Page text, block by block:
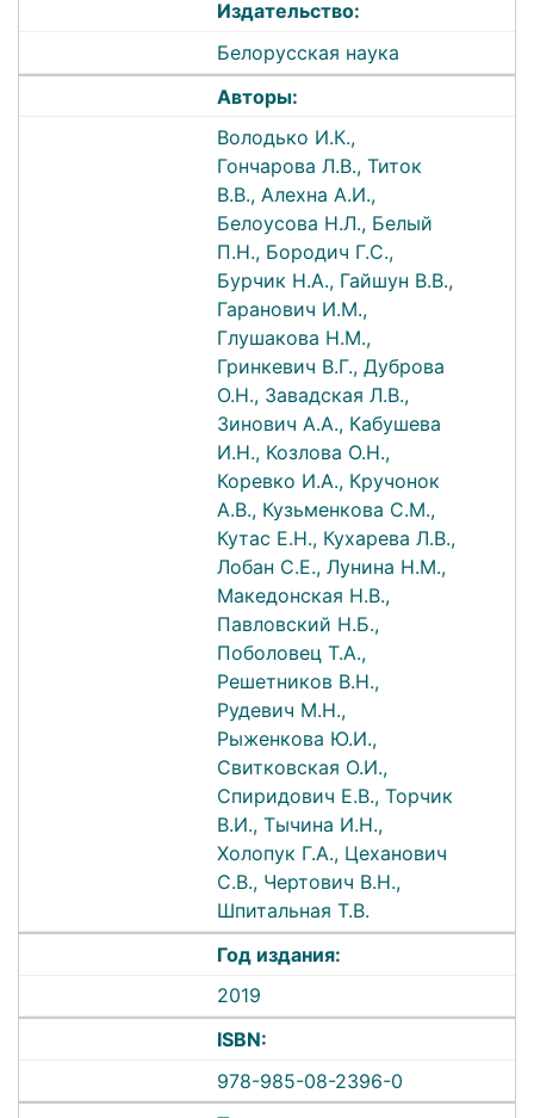
Издательство:
Белорусская наука
Авторы:
Володько И.К.,
Гончарова Л.В., Титок
В.В., Алехна А.И.,
Белоусова Н.Л., Белый
П.Н., Бородич Г.С.,
Бурчик Н.А., Гайшун В.В.,
Гаранович И.М.,
Глушакова Н.М.,
Гринкевич В.Г., Дуброва
О.Н., Завадская Л.В.,
Зинович А.А., Кабушева
И.Н., Козлова О.Н.,
Коревко И.А., Кручонок
А.В., Кузьменкова С.М.,
Кутас Е.Н., Кухарева Л.В.,
Лобан С.Е., Лунина Н.М.,
Македонская Н.В.,
Павловский Н.Б.,
Поболовец Т.А.,
Решетников В.Н.,
Рудевич М.Н.,
Рыженкова Ю.И.,
Свитковская О.И.,
Спиридович Е.В., Торчик
В.И., Тычина И.Н.,
Холопук Г.А., Цеханович
С.В., Чертович В.Н.,
Шпитальная Т.В.
Год издания:
2019
ISBN:
978-985-08-2396-0